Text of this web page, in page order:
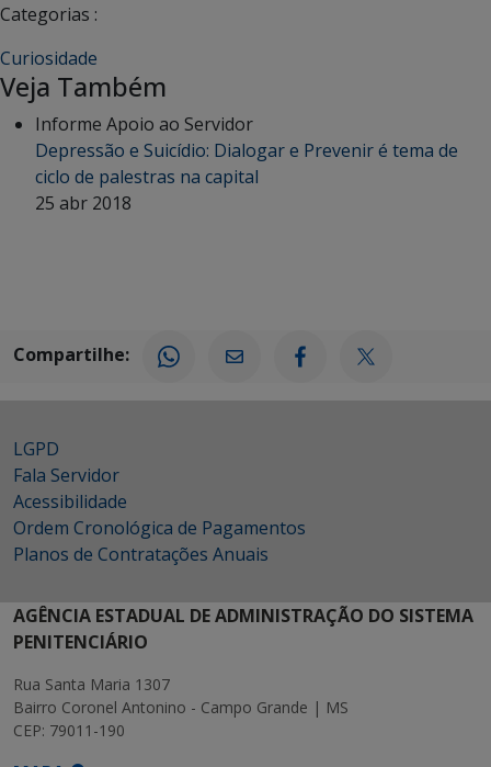
Categorias :
Curiosidade
Veja Também
Informe Apoio ao Servidor
Depressão e Suicídio: Dialogar e Prevenir é tema de
ciclo de palestras na capital
25 abr 2018
Compartilhe:
LGPD
Fala Servidor
Acessibilidade
Ordem Cronológica de Pagamentos
Planos de Contratações Anuais
AGÊNCIA ESTADUAL DE ADMINISTRAÇÃO DO SISTEMA
PENITENCIÁRIO
Rua Santa Maria 1307
Bairro Coronel Antonino - Campo Grande | MS
CEP: 79011-190